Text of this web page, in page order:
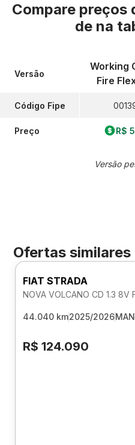
Compare preços
de na
Versão
Código Fipe
Preço
Working
Fire
R$
Versão
Ofertas similares
FIAT STRADA
NOVA VOLCANO CD 1.3 8V
44.040 km2025/2026
R$ 124.090